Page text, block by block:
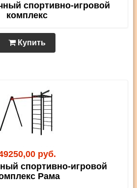
спортивно-игровой
комплекс
Купить
руб.
спортивно-игровой
Рама